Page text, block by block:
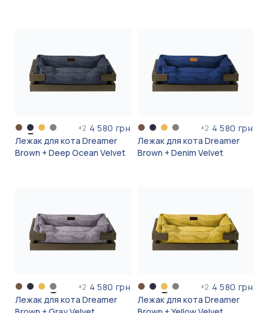
+2 4 580 грн
Лежак для кота Dreamer
Brown + Deep Ocean Velvet
+2 4 580 грн
Лежак для кота Dreamer
Brown + Denim Velvet
+2 4 580 грн
Лежак для кота Dreamer
+2 4 580 грн
Лежак для кота Dreamer